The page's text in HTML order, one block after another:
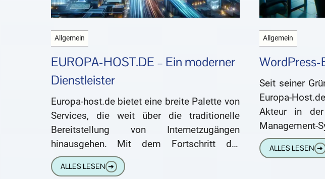
Allgemein
EUROPA-HOST.DE – Ein moderner
Dienstleister
Europa-host.de bietet eine breite Palette von
Services, die weit über die traditionelle
Bereitstellung von Internetzugängen
hinausgehen. Mit dem Fortschritt der
digitalen Technologie und der zunehmenden
Vernetzung von Geräten und Plattformen
ALLES LESEN ➔
Allgemein
Seit seiner
Europa-
Akteur in der
Management-
einem
Bedürfnisse
ALLES LESEN ➔